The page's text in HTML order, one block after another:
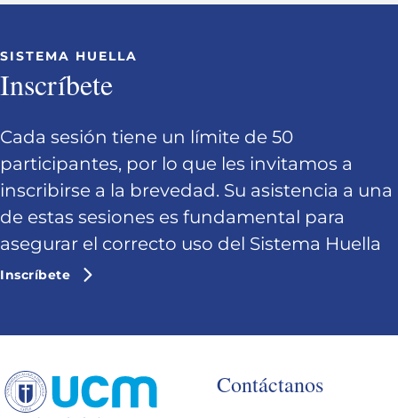
SISTEMA HUELLA
Inscríbete
Cada sesión tiene un límite de 50
participantes, por lo que les invitamos a
inscribirse a la brevedad. Su asistencia a una
de estas sesiones es fundamental para
asegurar el correcto uso del Sistema Huella
Inscríbete
Contáctanos